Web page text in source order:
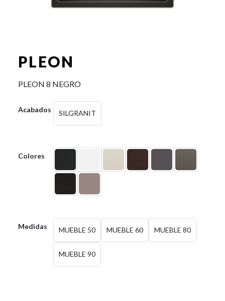
PLEON
PLEON 8 NEGRO
Acabados SILGRANIT
Colores
Medidas MUEBLE 50 MUEBLE 60 MUEBLE 80
MUEBLE 90